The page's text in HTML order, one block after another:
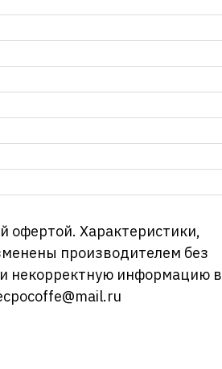
офертой. Характеристики,
производителем без
некорректную информацию в